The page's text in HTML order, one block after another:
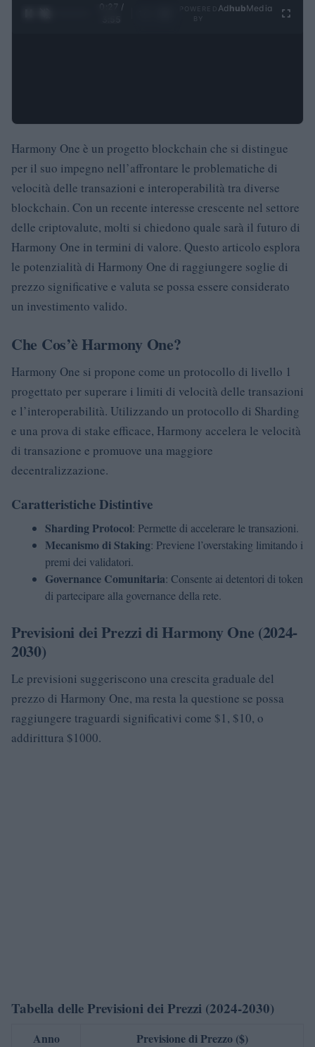
0:28 /
Ad hubMedia
Harmony One è un progetto blockchain che si distingue
per il suo impegno nell’affrontare le problematiche di
velocità delle transazioni e interoperabilità tra diverse
blockchain. Con un recente interesse crescente nel settore
delle criptovalute, molti si chiedono quale sarà il futuro di
Harmony One in termini di valore. Questo articolo esplora
le potenzialità di Harmony One di raggiungere soglie di
prezzo significative e valuta se possa essere considerato
un investimento valido.
Che Cos’è Harmony One?
Harmony One si propone come un protocollo di livello 1
progettato per superare i limiti di velocità delle transazioni
e l’interoperabilità. Utilizzando un protocollo di Sharding
e una prova di stake efficace, Harmony accelera le velocità
di transazione e promuove una maggiore
decentralizzazione.
Caratteristiche Distintive
Sharding Protocol: Permette di accelerare le transazioni.
Mecanismo di Staking: Previene l’overstaking limitando i
premi dei validatori.
Governance Comunitaria: Consente ai detentori di token
di partecipare alla governance della rete.
Previsioni dei Prezzi di Harmony One (2024-
2030)
Le previsioni suggeriscono una crescita graduale del
prezzo di Harmony One, ma resta la questione se possa
raggiungere traguardi significativi come $1, $10, o
addirittura $1000.
Tabella delle Previsioni dei Prezzi (2024-2030)
Anno Previsione di Prezzo ($)